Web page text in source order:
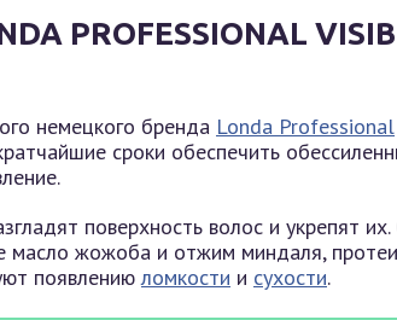
PROFESSIONAL
немецкого бренда Londa Professional
сроки обеспечить
поверхность волос и укрепят
масло жожоба и отжим миндаля,
появлениюломкости и сухости.